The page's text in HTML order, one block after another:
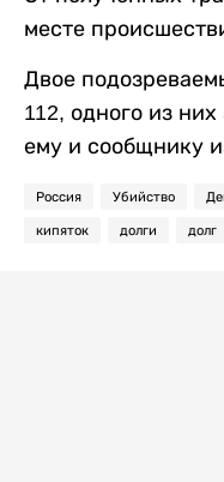
месте
Двое
112, одного из
ему и сообщнику
Россия Убийство
кипяток долги долг